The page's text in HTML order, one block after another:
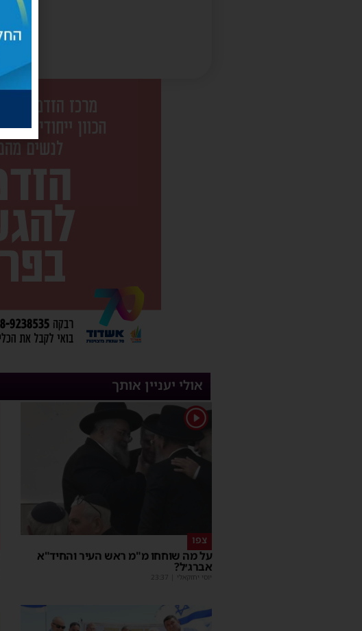
אולי יעניין אותך
1
צפו
על מה שוחחו מ"מ ראש העיר והחיד"א
אברג׳ל?
יוסי יחזקאלי 23:37